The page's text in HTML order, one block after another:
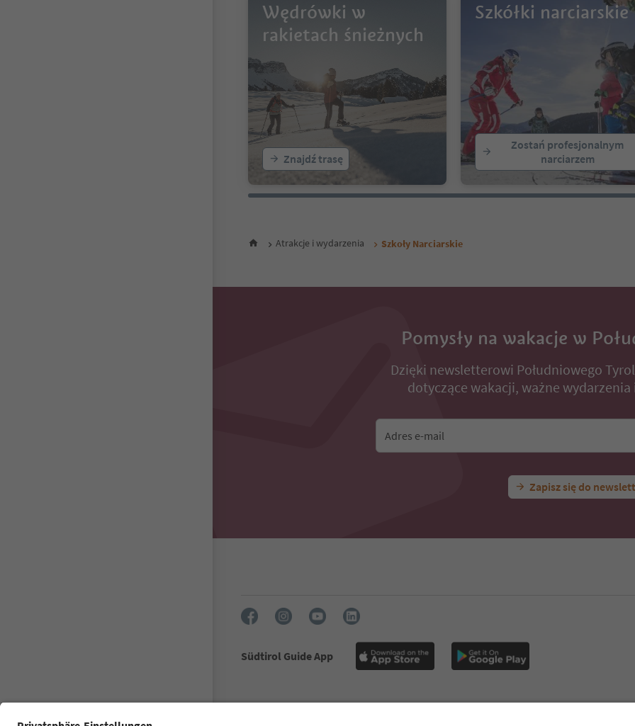
Wędrówki w
rakietach śnieżnych
Znajdź trasę
Szkółki narciarskie
Zostań profesjonalnym
narciarzem
Atrakcje i wydarzenia Szkoły Narciarskie
Pomysły na wakacje w
Dzięki newsletterowi Południowego
dotyczące wakacji, ważne
Adres e-mail
Zapisz się do
Südtirol Guide App